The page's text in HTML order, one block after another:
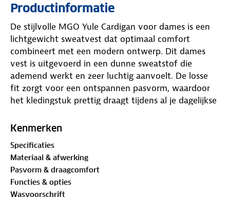
Productinformatie
De stijlvolle MGO Yule Cardigan voor dames is een
lichtgewicht sweatvest dat optimaal comfort
combineert met een modern ontwerp. Dit dames
vest is uitgevoerd in een dunne sweatstof die
ademend werkt en zeer luchtig aanvoelt. De losse
fit zorgt voor een ontspannen pasvorm, waardoor
het kledingstuk prettig draagt tijdens al je dagelijkse
voorzien van een handige tailleband met koordjes,
waarmee je de pasvorm naar eigen wens kunt
accentueren of losser kunt dragen. De Yule Cardigan
biedt balans tussen een verzorgde uitstraling en een
Kenmerken
Specificaties
Materiaal & afwerking
Pasvorm & draagcomfort
Functies & opties
Wasvoorschrift